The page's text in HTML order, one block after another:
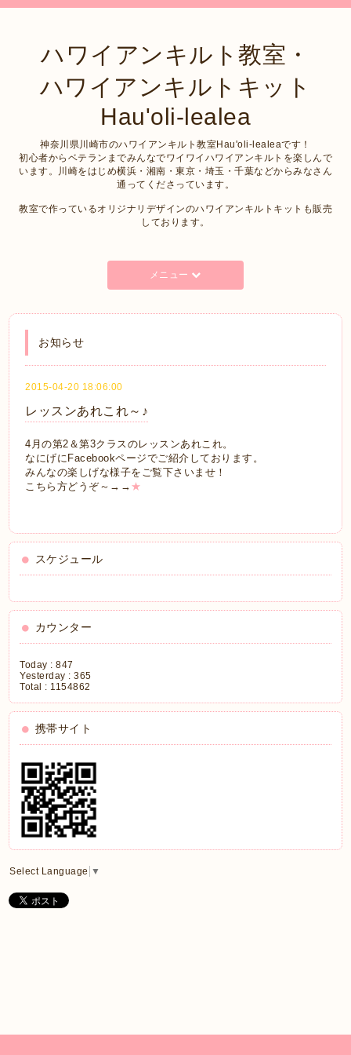
ハワイアンキルト教室・
ハワイアンキルトキット
Hau'oli-lealea
神奈川県川崎市のハワイアンキルト教室Hau'oli-lealeaです！
初心者からベテランまでみんなでワイワイハワイアンキルトを楽しんで
います。川崎をはじめ横浜・湘南・東京・埼玉・千葉などからみなさん
通ってくださっています。
教室で作っているオリジナリデザインのハワイアンキルトキットも販売
しております。
メニュー
お知らせ
2015-04-20 18:06:00
レッスンあれこれ～♪
4月の第2＆第3クラスのレッスンあれこれ。
なにげにFacebookページでご紹介しております。
みんなの楽しげな様子をご覧下さいませ！
こちら方どうぞ～→→ ★
スケジュール
カウンター
Today :847
Yesterday :365
Total : 1154862
携帯サイト
Select Language ▼